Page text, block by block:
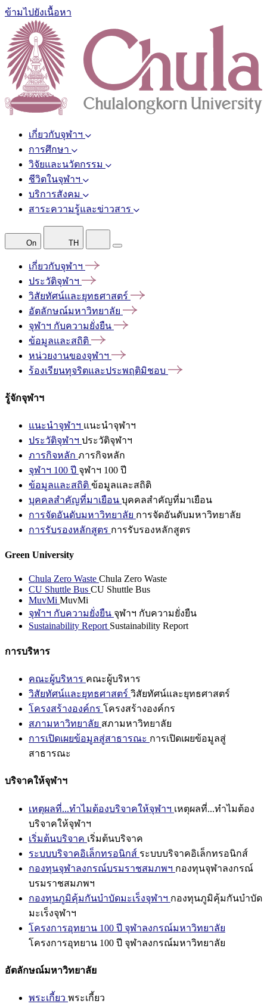
ข้ามไปยังเนื้อหา
เกี่ยวกับจุฬาฯ
การศึกษา
วิจัยและนวัตกรรม
ชีวิตในจุฬาฯ
บริการสังคม
สาระความรู้และข่าวสาร
On TH
เกี่ยวกับจุฬาฯ
ประวัติจุฬาฯ
วิสัยทัศน์และยุทธศาสตร์
อัตลักษณ์มหาวิทยาลัย
จุฬาฯ กับความยั่งยืน
ข้อมูลและสถิติ
หน่วยงานของจุฬาฯ
ร้องเรียนทุจริตและประพฤติมิชอบ
รู้จักจุฬาฯ
แนะนำจุฬาฯ แนะนำจุฬาฯ
ประวัติจุฬาฯ ประวัติจุฬาฯ
ภารกิจหลัก ภารกิจหลัก
จุฬาฯ 100 ปี จุฬาฯ 100 ปี
ข้อมูลและสถิติ ข้อมูลและสถิติ
บุคคลสำคัญที่มาเยือน บุคคลสำคัญที่มาเยือน
การจัดอันดับมหาวิทยาลัย การจัดอันดับมหาวิทยาลัย
การรับรองหลักสูตร การรับรองหลักสูตร
Green University
Chula Zero Waste Chula Zero Waste
CU Shuttle Bus CU Shuttle Bus
MuvMi MuvMi
จุฬาฯ กับความยั่งยืน จุฬาฯ กับความยั่งยืน
Sustainability Report Sustainability Report
การบริหาร
คณะผู้บริหาร คณะผู้บริหาร
วิสัยทัศน์และยุทธศาสตร์ วิสัยทัศน์และยุทธศาสตร์
โครงสร้างองค์กร โครงสร้างองค์กร
สภามหาวิทยาลัย สภามหาวิทยาลัย
การเปิดเผยข้อมูลสู่สาธารณะ การเปิดเผยข้อมูลสู่
สาธารณะ
บริจาคให้จุฬาฯ
เหตุผลที่...ทำไมต้องบริจาคให้จุฬาฯ เหตุผลที่...ทำไมต้อง
บริจาคให้จุฬาฯ
เริ่มต้นบริจาค เริ่มต้นบริจาค
ระบบบริจาคอิเล็กทรอนิกส์ ระบบบริจาคอิเล็กทรอนิกส์
กองทุนจุฬาลงกรณ์บรมราชสมภพฯ กองทุนจุฬาลงกรณ์
บรมราชสมภพฯ
กองทุนภูมิคุ้มกันบำบัดมะเร็งจุฬาฯ กองทุนภูมิคุ้มกันบำบัด
มะเร็งจุฬาฯ
โครงการอุทยาน 100 ปี จุฬาลงกรณ์มหาวิทยาลัย
โครงการอุทยาน 100 ปี จุฬาลงกรณ์มหาวิทยาลัย
อัตลักษณ์มหาวิทยาลัย
พระเกี้ยว พระเกี้ยว